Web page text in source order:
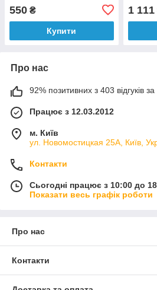
550 ₴
Купити
1 111
Про нас
92% позитивних з 403 відгуків за
Працює з 12.03.2012
м. Київ
ул. Новомостицкая 25А, Київ,
Контакти
Сьогодні працює з 10:00 до
Показати весь графік роботи
Про нас
Контакти